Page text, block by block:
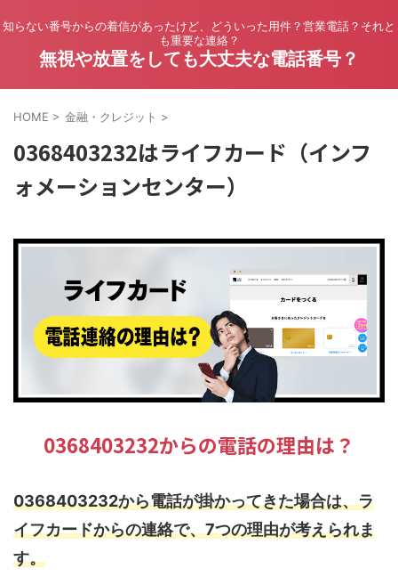
知らない番号からの着信があったけど、どういった用件？営業電話？それと
も重要な連絡？
無視や放置をしても大丈夫な電話番号？
HOME > 金融・クレジット >
0368403232はライフカード（インフ
ォメーションセンター）
0368403232からの電話の理由は？
0368403232から電話が掛かってきた場合は、ラ
イフカードからの連絡で、7つの理由が考えられま
す。